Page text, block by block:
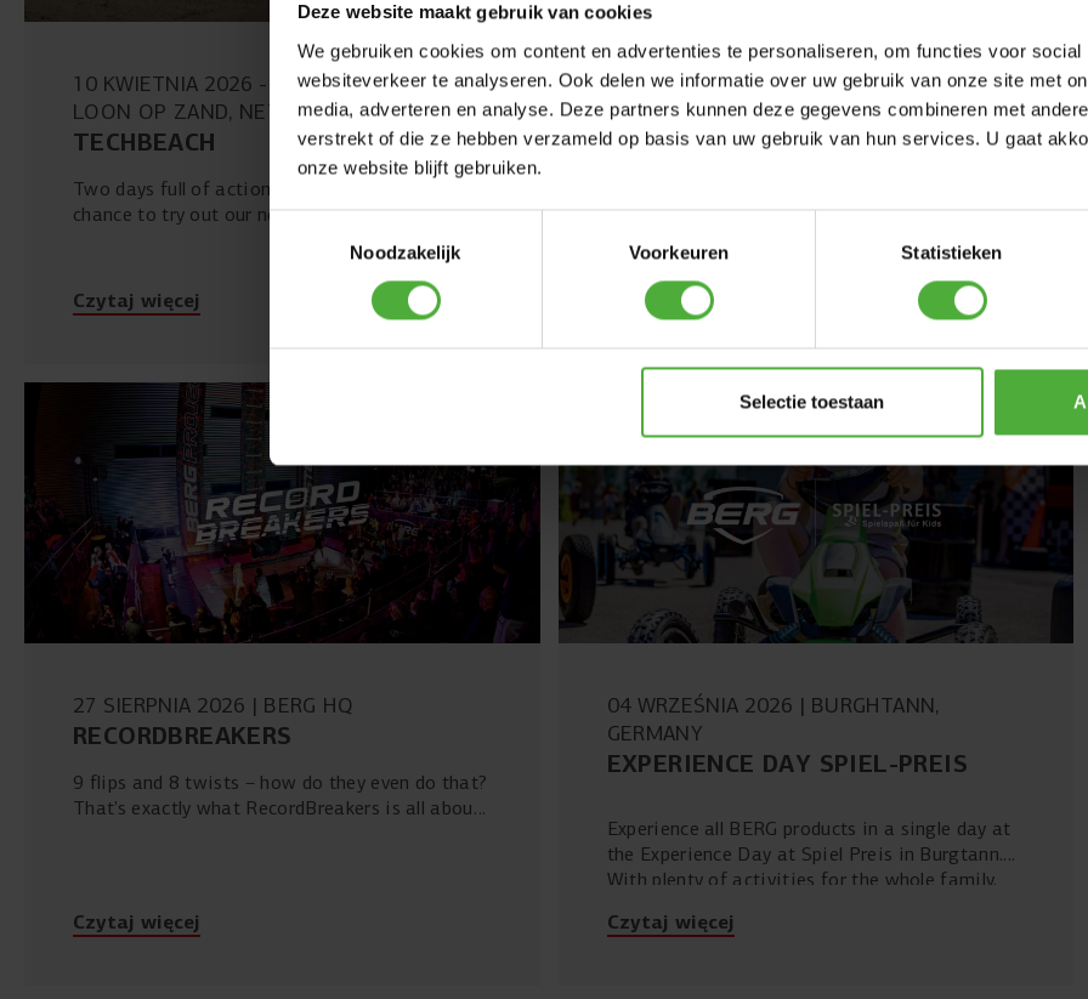
Deze website maakt gebruik van cookies
We gebruiken cookies om content en advertenties te personaliseren, om functies voor
websiteverkeer te analyseren. Ook delen we informatie over uw gebruik van onze site met
media, adverteren en analyse. Deze partners kunnen deze gegevens combineren met
verstrekt of die ze hebben verzameld op basis van uw gebruik van hun services. U gaat
onze website blijft gebruiken.
Toestemmingsselectie
Noodzakelijk
Voorkeuren Statistieken
Selectie toestaan
10 KWIETNIA 2026
11 KWIETNIA 2026
LOON OP ZAND, NETHERLANDS
TECHBEACH
Two days full of action, adventure, and the
chance to try out our newest products yourself.
Czytaj więcej
13 CZERWCA 2026
HAARLEMMERMEER,
NETHERLANDS
MUD MASTERS HAARLEMMERMEER
Masters Family Day in Haarlemmermeer! While
enjoying a cold drink or a tasty snack, you
couldn't miss our stand with a trampoline, go-
karts, and an exciting giveaway!
Czytaj więcej
27 SIERPNIA 2026 BERG HQ
RECORDBREAKERS
9 flips and 8 twists – how do they even do that?
That’s exactly what RecordBreakers is all about!
Czytaj więcej
04 WRZEŚNIA 2026
BURGHTANN,
GERMANY
EXPERIENCE DAY SPIEL-PREIS
Experience all BERG products in a single day at
the Experience Day at Spiel Preis in Burgtann.
With plenty of activities for the whole family,
day.
Czytaj więcej